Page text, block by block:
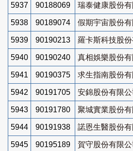
5937 90188069 瑞泰健康股份有
5938 90189074 假期宇宙股份有
5939 90190213 羅卡斯科技股份
5940 90190240 真相娛樂股份有
5941 90190375 求生指南股份有
5942 90191705 安錦股份有限公
5943 90191780 聚城實業股份有
5944 90191938 諾恩生醫股份有
5945 90195189 賀守股份有限公